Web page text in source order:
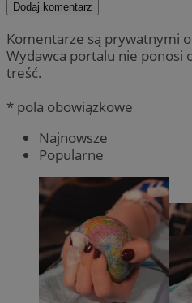
Dodaj komentarz
Komentarze są prywatnymi
Wydawca portalu nie ponosi
treść.
* pola obowiązkowe
Najnowsze
Popularne